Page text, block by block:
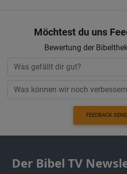
Möchtest du uns
Bewertung der
FEEDBACK
Der Bibel TV